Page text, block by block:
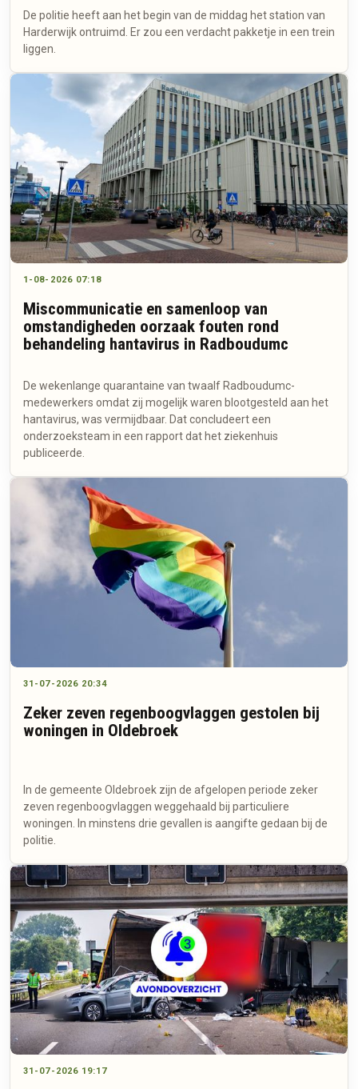
De politie heeft aan het begin van de middag het station van
Harderwijk ontruimd. Er zou een verdacht pakketje in een trein
liggen.
1-08-2026 07:18
Miscommunicatie en samenloop van
omstandigheden oorzaak fouten rond
behandeling hantavirus in Radboudumc
De wekenlange quarantaine van twaalf Radboudumc-
medewerkers omdat zij mogelijk waren blootgesteld aan het
hantavirus, was vermijdbaar. Dat concludeert een
onderzoeksteam in een rapport dat het ziekenhuis
publiceerde.
31-07-2026 20:34
Zeker zeven regenboogvlaggen gestolen bij
woningen in Oldebroek
In de gemeente Oldebroek zijn de afgelopen periode zeker
zeven regenboogvlaggen weggehaald bij particuliere
woningen. In minstens drie gevallen is aangifte gedaan bij de
politie.
31-07-2026 19:17